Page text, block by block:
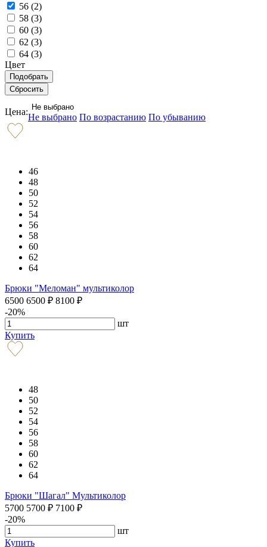
56 (2)
58 (3)
60 (3)
62 (3)
64 (3)
Цвет
Цена: Не выбрано
Не выбрано По возрастанию По убыванию
46
48
50
52
54
56
58
60
62
64
Брюки "Меломан" мультиколор
6500 6500 ₽ 8100 ₽
-20%
шт
Купить
48
50
52
54
56
58
60
62
64
Брюки "Шагал" Мультиколор
5700 5700 ₽ 7100 ₽
-20%
шт
Купить